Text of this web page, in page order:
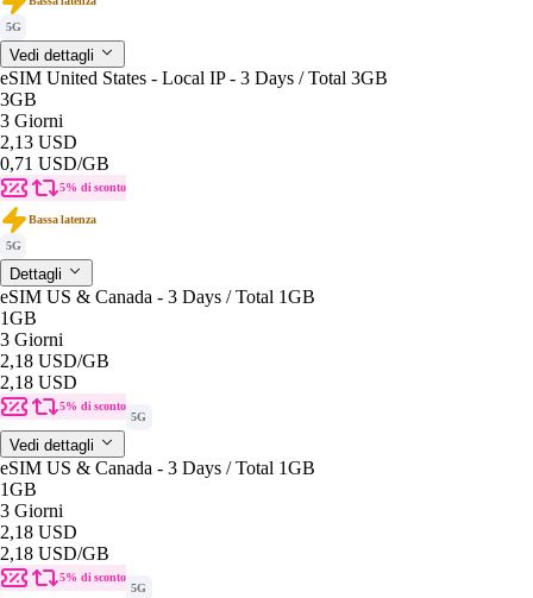
5G
Vedi dettagli
eSIM United States - Local IP - 3 Days / Total 3GB
3GB
3 Giorni
2,13 USD
0,71 USD/GB
5% di sconto
Bassa latenza
5G
Dettagli
eSIM US & Canada - 3 Days / Total 1GB
1GB
3 Giorni
2,18 USD/GB
2,18 USD
5% di sconto
5G
Vedi dettagli
eSIM US & Canada - 3 Days / Total 1GB
1GB
3 Giorni
2,18 USD
2,18 USD/GB
5% di sconto
5G